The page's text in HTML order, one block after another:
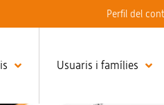
Perfil del
Usuaris i famílies